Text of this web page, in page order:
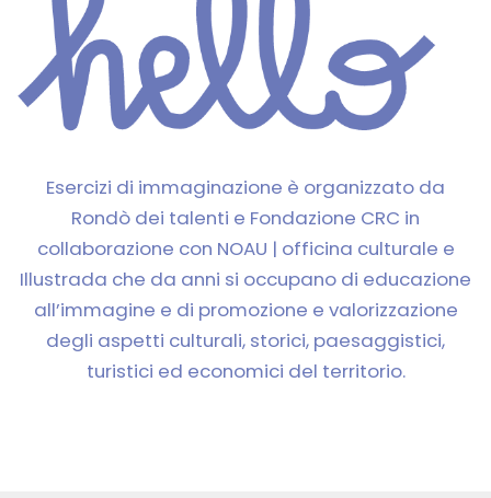
Esercizi di immaginazione è organizzato da
Rondò dei talenti e Fondazione CRC in
collaborazione con NOAU | officina culturale e
Illustrada che da anni si occupano di educazione
all’immagine e di promozione e valorizzazione
degli aspetti culturali, storici, paesaggistici,
turistici ed economici del territorio.